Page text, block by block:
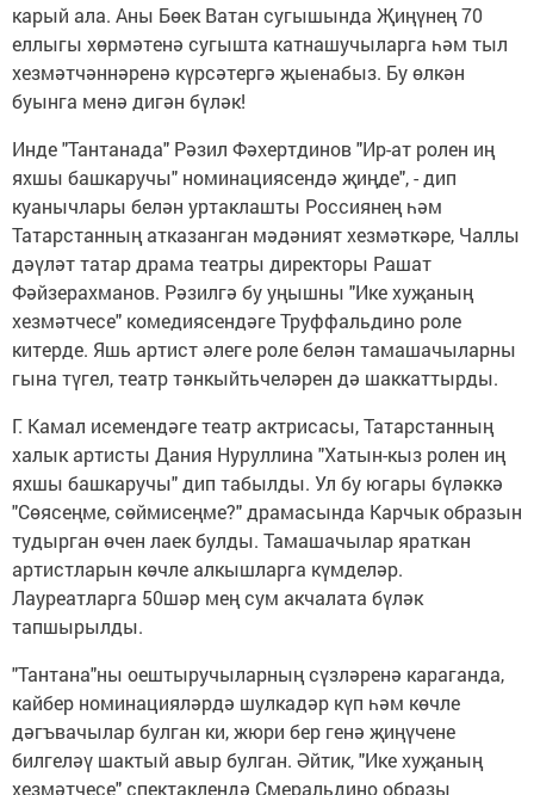
карый ала. Аны Бөек Ватан сугышында Җиңүнең 70
еллыгы хөрмәтенә сугышта катнашучыларга һәм тыл
хезмәтчәннәренә күрсәтергә җыенабыз. Бу өлкән
буынга менә дигән бүләк!
Инде "Тантанада" Рәзил Фәхертдинов "Ир-ат ролен иң
яхшы башкаручы" номинациясендә җиңде", - дип
куанычлары белән уртаклашты Россиянең һәм
Татарстанның атказанган мәдәният хезмәткәре, Чаллы
дәүләт татар драма театры директоры Рашат
Фәйзерахманов. Рәзилгә бу уңышны "Ике хуҗаның
хезмәтчесе" комедиясендәге Труффальдино роле
китерде. Яшь артист әлеге роле белән тамашачыларны
гына түгел, театр тәнкыйтьчеләрен дә шаккаттырды.
Г. Камал исемендәге театр актрисасы, Татарстанның
халык артисты Дания Нуруллина "Хатын-кыз ролен иң
яхшы башкаручы" дип табылды. Ул бу югары бүләккә
"Сөясеңме, сөймисеңме?" драмасында Карчык образын
тудырган өчен лаек булды. Тамашачылар яраткан
артистларын көчле алкышларга күмделәр.
Лауреатларга 50шәр мең сум акчалата бүләк
тапшырылды.
"Тантана"ны оештыручыларның сүзләренә караганда,
кайбер номинацияләрдә шулкадәр күп һәм көчле
дәгъвачылар булган ки, жюри бер генә җиңүчене
билгеләү шактый авыр булган. Әйтик, "Ике хуҗаның
хезмәтчесе" спектаклендә Смеральдино образы